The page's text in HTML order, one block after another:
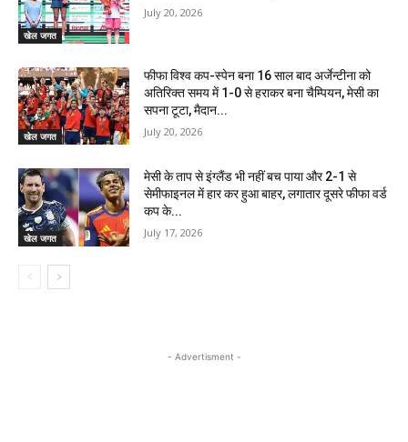
खेल जगत
July 20, 2026
खेल जगत
फीफा विश्व कप-स्पेन बना 16 साल बाद अर्जेन्टीना को
अतिरिक्त समय में 1-0 से हराकर बना चैम्पियन, मेसी का
सपना टूटा, मैदान...
July 20, 2026
खेल जगत
मेसी के ताप से इंग्लैंड भी नहीं बच पाया और 2-1 से
सेमीफाइनल में हार कर हुआ बाहर, लगातार दूसरे फीफा वर्ड
कप के...
July 17, 2026
- Advertisment -